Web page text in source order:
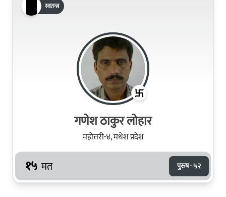
स्वतन्त्र
गणेश ठाकुर लोहार
महोत्तरी-४, मधेश प्रदेश
१५ मत पुरुष · ५२